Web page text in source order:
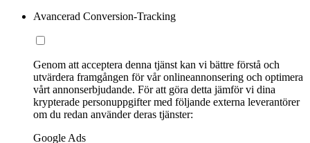
Avancerad Conversion-Tracking
Genom att acceptera denna tjänst kan vi bättre förstå och
utvärdera framgången för vår onlineannonsering och optimera
vårt annonserbjudande. För att göra detta jämför vi dina
krypterade personuppgifter med följande externa leverantörer
om du redan använder deras tjänster:
Google Ads